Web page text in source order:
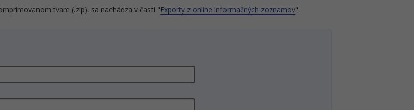
tvare (.zip), sa nachádza v časti "Exporty z online informačných zoznamov".